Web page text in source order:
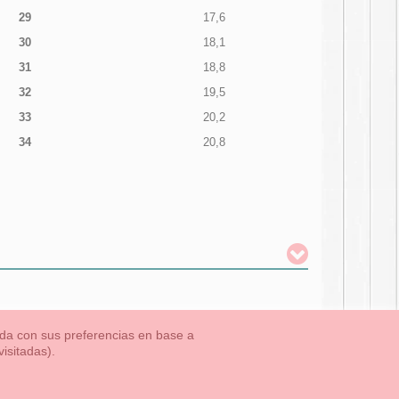
29
17,6
30
18,1
31
18,8
32
19,5
33
20,2
34
20,8
ULTIMAS TALLAS
con sus preferencias en base a